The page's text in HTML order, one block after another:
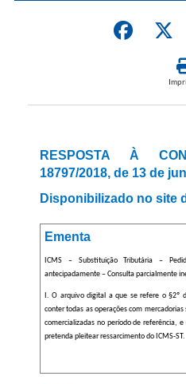
RESPOSTA À
18797/2018, de 13 de
Disponibilizado no site
Ementa
ICMS – Substituição Tributária –
antecipadamente – Consulta parcialmente
I. O arquivo digital a que se refere o §2º
conter todas as operações com
comercializadas no período de referência,
pretenda pleitear ressarcimento do ICMS-ST.